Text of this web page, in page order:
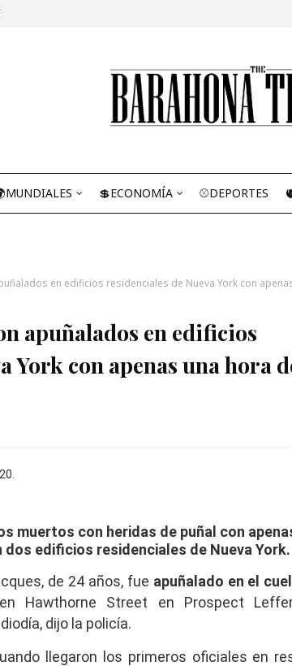
💲ECONOMÍA ⚾DEPORTES
en edificios residenciales de Nueva York con
apuñalados en edificios
York con apenas una hora
muertos con heridas de puñal con
edificios residenciales de Nueva York.
de 24 años, fue apuñalado en el
Hawthorne Street en Prospect
dijo la policía.
llegaron los primeros oficiales en